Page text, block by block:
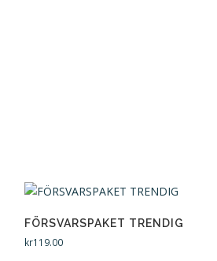
FÖRSVARSPAKET TRENDIG
kr119.00